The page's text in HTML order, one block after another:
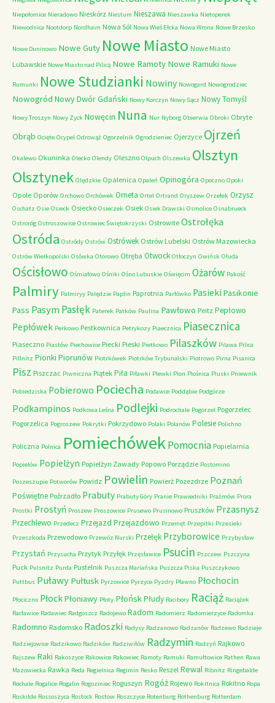
Niepołomice Nieradowo Nieskórz Niestum Nieszawa Nieszawka Nietoperek
Niewodnica Nootdorp Nordhavn Nowa Sól Nowa Wieś Ełcka Nowa Wrona Nowe Brzesko
Nowe Duninowo Nowe Guty Nowe Miasto Nowe Miasto
Lubawskie Nowe Miasto nad Pilicą Nowe Ramoty Nowe Ramuki Nowe
Rumunki Nowe Studzianki Nowiny Nowogard Nowogrodziec
Nowogród Nowy Dwór Gdański Nowy Korczyn Nowy Sącz Nowy Tomyśl
Nowy Troszyn Nowy Zyck Nowęcin Nuna Nur Nyborg Obierwia Obroki Obryte
Obrąb Ocięte Ocypel Odrowąż Ogorzelnik Ogrodzieniec Ojerzyce Ojrzeń
Okalewo Okuninka Olecko Olendy Oleszno Olpuch Olszewka Olsztyn
Olsztynek Olędzkie Opalenica Opaleń Opinogóra Opoczno Opoki
Opole Oporów Orchowo Orchówek Orneta Ortel Ortrand Oryszew Orzełek Orzysz
Oschatz Osie Osieck Osiecko Osieczek Osiek Osiek Drawski Osmolice Osnabrueck
Ostroróg Ostroszowice Ostrowiec Świętokrzyski Ostrowite Ostrołęka
Ostróda Ostródy Ostrów Ostrówek Ostrów Lubelski Ostrów Mazowiecka
Ostrów Wielkopolski Osówka Otorowo Otręba Otwock Otłoczyn Owińsk Ołuda
Ościsłowo Ośmiałowo Ośniki Ośno Lubuskie Oświęcim Ożarów Pakość
Palmiry Palmiryy Palędzie Paplin Paprotnia Parłówko Pasieki Pasikonie
Pass PasymPasłęk Paterek Patków Paulina Pawłowo Peitz Pepłowo
Pepłówek Perkowo Pestkownica Petrykozy Piaecznica Piasecznica
Piaseczno Piastów Piechowice Piecki Pieski Pietkowo Pilaszków Pilawa Pilica
Pillnitz Pionki Piorunów Piotrkówek Piotrków Trybunalski Piotrowo Pirna Pisanica
Pisz Piszczac Piwniczna Piątek Piła Piławki Plewki Plon Plośnica Pluski Pniewnik
Pobiedziska Pobierowo Pociecha Podawce Poddąbie Podgórze
Podkampinos Podkowa Leśna Podlejki Podrochale Pogorzel Pogorzelec
Pogorzelica Pogroszew Pokrytki Pokrzydowo Polaki Polanów Polesie Polichno
Policzna Polnica PomiechówekPomocnia Popielarnia
Popielów Popielżyn Popielżyn Zawady Popowo Porządzie Postomino
Poszeszupie Potworów Powidz Powielin Powierż Pozezdrze Poznań
Poświętne Poźrzadło Prabuty Prabuty Góry Pranie Prawiedniki Prażmów Prora
Prostki Prostyń Proszew Proszowice Prusewo Prusinowo Pruszków Przasnysz
Przechlewo Przedecz Przejazd Przejazdowo Przemęt Przepitki Przesieki
Przeszkoda Przewodowo Przewóz Nurski Przełęk Przyborowice Przybysław
Przystań Przysucha Przytyk Przyłęk Przęsławice Psucin Pszczew Pszczyna
Puck Pulsnitz Purda Pustelnik Puszcza Mariańska Puszcza Piska Puszczykowo
Puttbus Puławy Pułtusk Pyrzowice Pyrzyce Pyzdry Pławno Płochocin
Płociczno PłockPłoniawy Płoty PłońskPłudy Racibory Raciąż Raciążek
Racławice Radawiec Radgoszcz Radojewo Radom Radomierz Radomierzyce Radomka
Radomno Radomsko Radoszki Radysy Radzanowo Radzanów Radzewo Radzieje
Radziejowice Radzikowo Radzików Radziwiłów Radzymin Radzyń Rajkowo
Rajszew Raki Rakoszyce Rakowice Rakowiec Ramoty Ramuki Ramułtowice Rathen Rawa
Mazowiecka Rawka Reda Regielnica Regimin Resko Reszel Rewal Ribnitz Ringebalde
Rochale Rogalice Rogalin Rogoziniec Roguszyn Rogóż Rojewo Rokitnica Rokitno Ropa
Roskilde Rossoszyca Rostock Rostow Roszczyce Rotenburg Rothenburg Rotterdam